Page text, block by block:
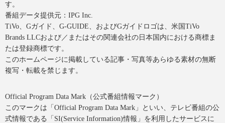
す。
番組データ提供元：IPG Inc.
TiVo、Gガイド、G-GUIDE、およびGガイドロゴは、米国TiVo
Brands LLCおよび／またはその関連会社の日本国内における商標ま
たは登録商標です。
このホームページに掲載している記事・写真等あらゆる素材の無断
複写・転載を禁じます。
Official Program Data Mark（公式番組情報マーク）
このマークは「Official Program Data Mark」といい、テレビ番組の公
式情報である「SI(Service Information)情報」を利用したサービスに